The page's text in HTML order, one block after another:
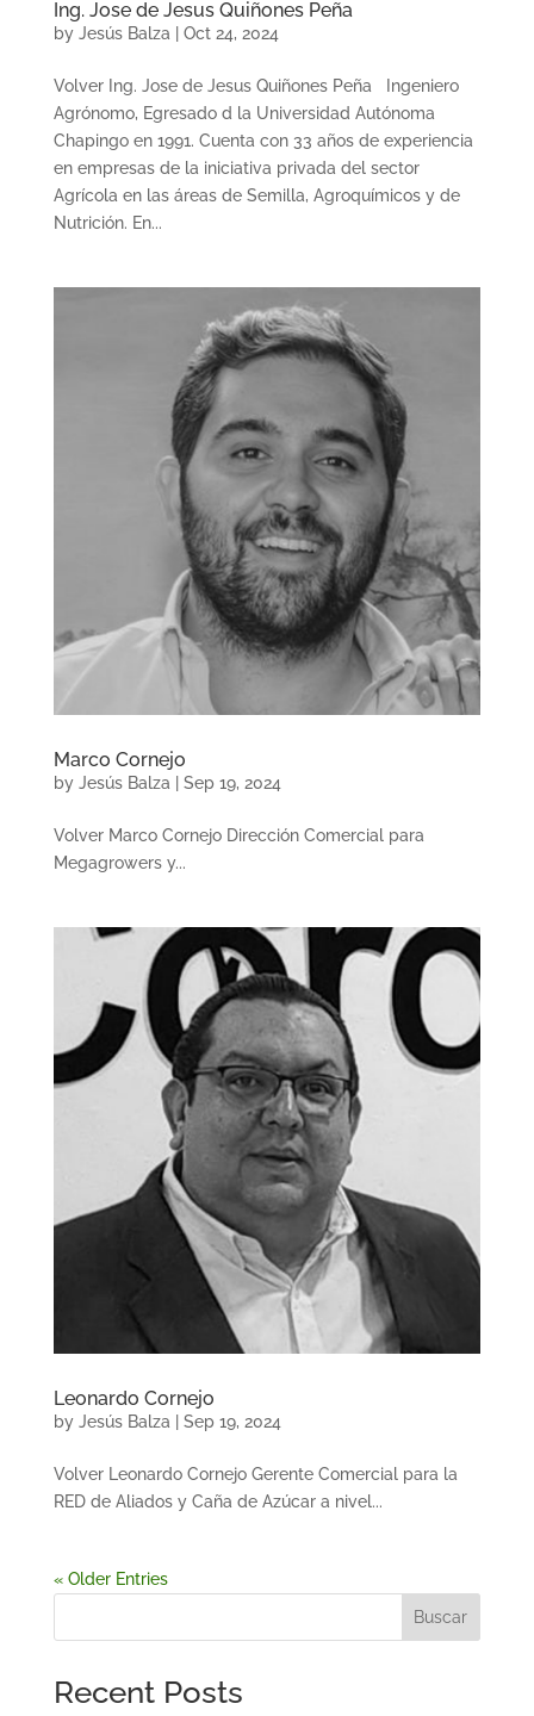
Ing. Jose de Jesus Quiñones Peña
by Jesús Balza Oct 24, 2024
Volver Ing. Jose de Jesus Quiñones Peña Ingeniero
Agrónomo, Egresado d la Universidad Autónoma
Chapingo en 1991. Cuenta con 33 años de experiencia
en empresas de la iniciativa privada del sector
Agrícola en las áreas de Semilla, Agroquímicos y de
Nutrición. En...
Marco Cornejo
by Jesús Balza | Sep 19, 2024
Volver Marco Cornejo Dirección Comercial para
Megagrowers y...
Leonardo Cornejo
by Jesús Balza Sep 19, 2024
Volver Leonardo Cornejo Gerente Comercial para la
RED de Aliados y Caña de Azúcar a nivel...
« Older Entries
Buscar
Recent Posts